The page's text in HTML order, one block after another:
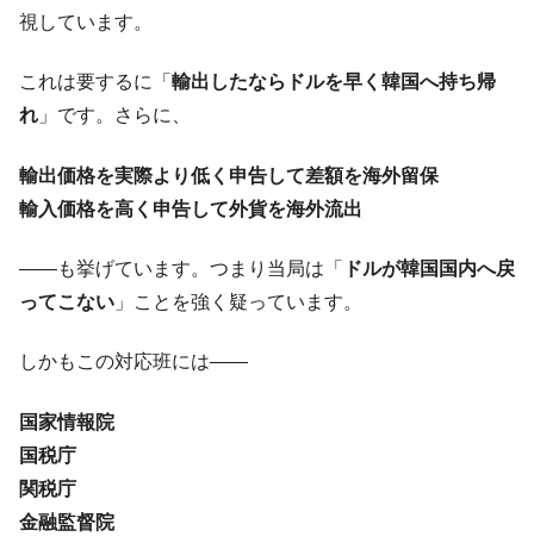
視しています。
これは要するに「 輸出したならドルを早く韓国へ持ち帰
れ 」です。さらに、
輸出価格を実際より低く申告して差額を海外留保
輸入価格を高く申告して外貨を海外流出
――も挙げています。つまり当局は「
ドルが韓国国内へ戻
ってこない 」ことを強く疑っています。
しかもこの対応班には――
国家情報院
国税庁
関税庁
金融監督院